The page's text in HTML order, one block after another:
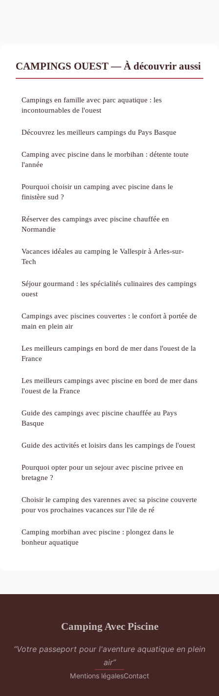
CAMPINGS OUEST — À découvrir aussi
Campings en famille avec parc aquatique : les
incontournables de l'ouest
Découvrez les meilleurs campings du Pays Basque
Camping avec piscine dans le morbihan : détente toute
l'année
Pourquoi choisir un camping avec piscine dans le
finistère sud ?
Réserver des campings avec piscine chauffée en
Normandie
Vacances idéales au camping le Vallespir à Arles-sur-
Tech
Séjour gourmand : les spécialités culinaires des campings
ouest
Campings avec piscines couvertes : le confort à portée de
main en plein air
Les meilleurs campings en bord de mer dans l'ouest de la
France
Les meilleurs campings avec piscine en bord de mer dans
l'ouest de la France
Guide des campings avec piscine chauffée au Pays
Basque
Guide des activités et loisirs dans les campings de l'ouest
Pourquoi opter pour un sejour avec piscine privee en
bretagne ?
Choisir le camping des varennes avec sa piscine couverte
pour vos prochaines vacances sur l'ile de ré
Camping morbihan avec piscine : plongez dans le
bonheur aquatique
Camping Avec Piscine
“Votre passeport pour l'aventure aquatique en plein
air”
Mentions légalesContact